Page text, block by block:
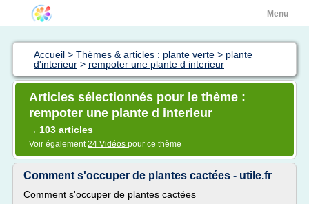
Menu
Accueil > Thèmes & articles : plante verte > plante
d'interieur > rempoter une plante d interieur
Articles sélectionnés pour le thème :
rempoter une plante d interieur
→ 103 articles
Voir également24 Vidéos pour ce thème
Comment s'occuper de plantes cactées - utile.fr
Comment s'occuper de plantes cactées